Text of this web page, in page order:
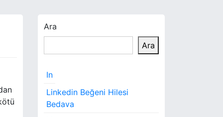
Ara
Ara
In
Linkedin Beğeni Hilesi
Bedava